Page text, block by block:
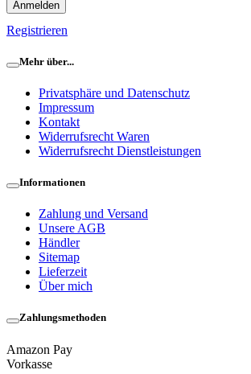
Anmelden
Registrieren
Mehr über...
Privatsphäre und Datenschutz
Impressum
Kontakt
Widerrufsrecht Waren
Widerrufsrecht Dienstleistungen
Informationen
Zahlung und Versand
Unsere AGB
Händler
Sitemap
Lieferzeit
Über mich
Zahlungsmethoden
Amazon Pay
Vorkasse